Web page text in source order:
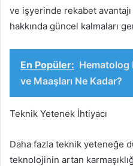
ve işyerinde rekabet
hakkında güncel kalmaları
En Popüler: Hematolog
ve Maaşları Ne Kadar?
Teknik Yetenek İhtiyacı
Daha fazla teknik yeteneğe
teknolojinin artan